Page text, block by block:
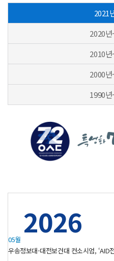
2021
2020
2010
2000
1990
2026
05월
우송정보대-대전보건대 컨소시엄, ‘AID